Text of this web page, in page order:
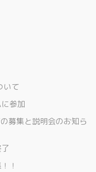
いて
参加
募集と説明会のお知ら
！